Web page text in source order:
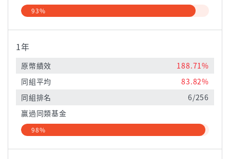
93%
1年
原幣績效
188.71%
同組平均
83.82%
同組排名
6/256
贏過同類基金
98%